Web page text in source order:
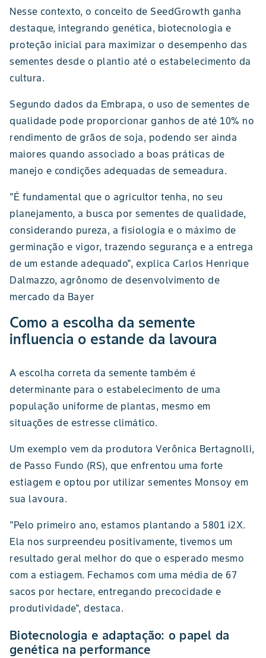
Nesse contexto, o conceito de SeedGrowth ganha
destaque, integrando genética, biotecnologia e
proteção inicial para maximizar o desempenho das
sementes desde o plantio até o estabelecimento da
cultura.
Segundo dados da Embrapa, o uso de sementes de
qualidade pode proporcionar ganhos de até 10% no
rendimento de grãos de soja, podendo ser ainda
maiores quando associado a boas práticas de
manejo e condições adequadas de semeadura.
"É fundamental que o agricultor tenha, no seu
planejamento, a busca por sementes de qualidade,
considerando pureza, a fisiologia e o máximo de
germinação e vigor, trazendo segurança e a entrega
de um estande adequado", explica Carlos Henrique
Dalmazzo, agrônomo de desenvolvimento de
mercado da Bayer
Como a escolha da semente
influencia o estande da lavoura
A escolha correta da semente também é
determinante para o estabelecimento de uma
população uniforme de plantas, mesmo em
situações de estresse climático.
Um exemplo vem da produtora Verônica Bertagnolli,
de Passo Fundo (RS), que enfrentou uma forte
estiagem e optou por utilizar sementes Monsoy em
sua lavoura.
"Pelo primeiro ano, estamos plantando a 5801 i2X.
Ela nos surpreendeu positivamente, tivemos um
resultado geral melhor do que o esperado mesmo
com a estiagem. Fechamos com uma média de 67
sacos por hectare, entregando precocidade e
produtividade", destaca.
Biotecnologia e adaptação: o papel da
genética na performance